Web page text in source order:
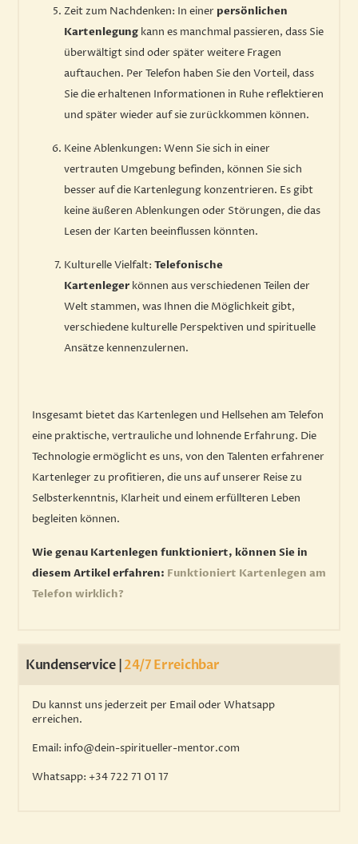
Kundenservice |24/7 Erreichbar
Du kannst uns jederzeit per Email oder Whatsapp
erreichen.
Email: info@dein-spiritueller-mentor.com
Whatsapp: +34 722 71 01 17
Zeit zum Nachdenken: In einerpersönlichen
Kartenlegungkann es manchmal passieren, dass Sie
überwältigt sind oder später weitere Fragen
auftauchen. Per Telefon haben Sie den Vorteil, dass
Sie die erhaltenen Informationen in Ruhe reflektieren
und später wieder auf sie zurückkommen können.
Keine Ablenkungen: Wenn Sie sich in einer
vertrauten Umgebung befinden, können Sie sich
besser auf die Kartenlegung konzentrieren. Es gibt
keine äußeren Ablenkungen oder Störungen, die das
Lesen der Karten beeinflussen könnten.
Kulturelle Vielfalt: Telefonische
Kartenlegerkönnen aus verschiedenen Teilen der
Welt stammen, was Ihnen die Möglichkeit gibt,
verschiedene kulturelle Perspektiven und spirituelle
Ansätze kennenzulernen.
Insgesamt bietet das Kartenlegen und Hellsehen am Telefon
eine praktische, vertrauliche und lohnende Erfahrung. Die
Technologie ermöglicht es uns, von den Talenten erfahrener
Kartenleger zu profitieren, die uns auf unserer Reise zu
Selbsterkenntnis, Klarheit und einem erfüllteren Leben
begleiten können.
Wie genau Kartenlegen funktioniert, können Sie in
diesem Artikel erfahren: Funktioniert Kartenlegen am
Telefon wirklich?